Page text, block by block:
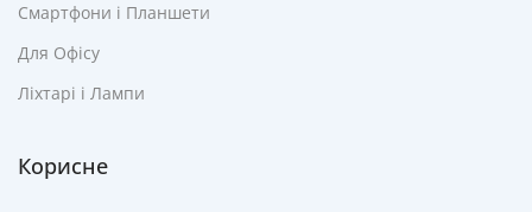
Смартфони і Планшети
Для Офісу
Ліхтарі і Лампи
Корисне